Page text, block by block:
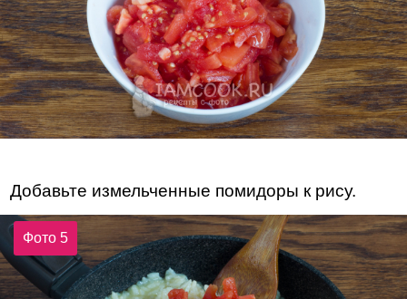
Добавьте измельченные помидоры к рису.
Фото 5